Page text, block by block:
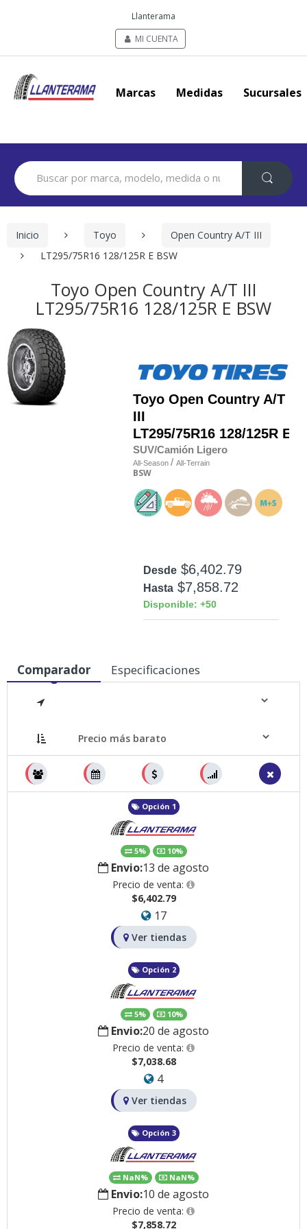
Llanterama
MI CUENTA
Marcas Medidas Sucursales
Search
for:
Inicio Toyo
Open Country A/T III
LT295/75R16 128/125R E BSW
Toyo Open Country A/T III
LT295/75R16 128/125R E BSW
Toyo Open Country A/T
III
LT295/75R16 128/125R E
SUV/Camión Ligero
All-Season / All-Terrain
BSW
Desde $6,402.79
Hasta $7,858.72
Disponible: +50
Medidas
Comparador Especificaciones
Opción 1
5% 10%
Envio:13 de agosto
Precio de venta:
$6,402.79
17
Ver tiendas
Opción 2
5% 10%
Envio:20 de agosto
Precio de venta:
$7,038.68
4
Ver tiendas
Opción 3
NaN% NaN%
Envio:10 de agosto
Precio de venta:
$7,858.72